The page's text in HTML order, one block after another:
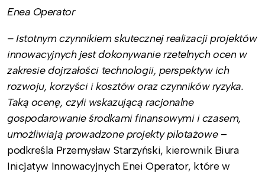
Enea Operator
– Istotnym czynnikiem skutecznej realizacji projektów
innowacyjnych jest dokonywanie rzetelnych ocen w
zakresie dojrzałości technologii, perspektyw ich
rozwoju, korzyści i kosztów oraz czynników ryzyka.
Taką ocenę, czyli wskazującą racjonalne
gospodarowanie środkami finansowymi i czasem,
umożliwiają prowadzone projekty pilotażowe–
podkreśla Przemysław Starzyński, kierownik Biura
Inicjatyw Innowacyjnych Enei Operator, które w